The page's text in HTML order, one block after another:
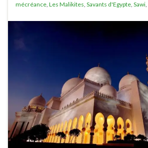
mécréance, Les Malikites, Savants d'Egypte, Sawi,